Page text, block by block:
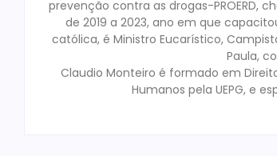
prevenção contra as drogas-PROERD,
de 2019 a 2023, ano em que
católica, é Ministro Eucarístico,
Paula,
Claudio Monteiro é formado em
Humanos pela UEPG, e